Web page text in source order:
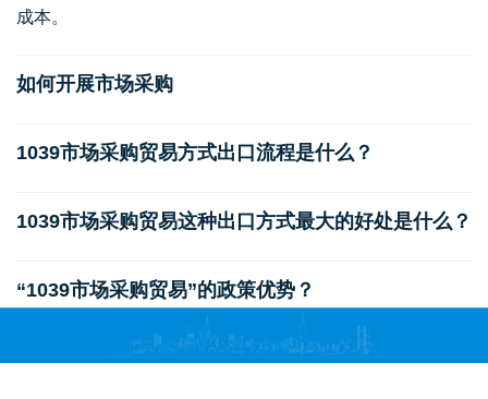
成本。
如何开展市场采购
1039市场采购贸易方式出口流程是什么？
1039市场采购贸易这种出口方式最大的好处是什么？
“1039市场采购贸易”的政策优势？